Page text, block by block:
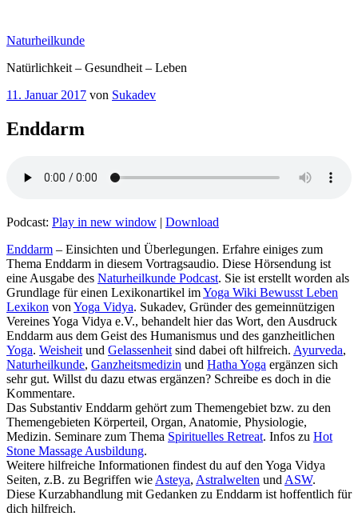
springen
Naturheilkunde
Natürlichkeit – Gesundheit – Leben
Veröffentlicht
11. Januar 2017 von Sukadev
Enddarm
Podcast: Play in new window | Download
– Einsichten und Überlegungen. Erfahre einiges zum
Thema Enddarm‏‎ in diesem Vortragsaudio. Diese Hörsendung ist
eine Ausgabe des Naturheilkunde Podcast. Sie ist erstellt worden als
Grundlage für einen Lexikonartikel imYoga Wiki Bewusst Leben
Lexikon von Yoga Vidya. Sukadev, Gründer des gemeinnützigen
Vereines Yoga Vidya e.V., behandelt hier das Wort, den Ausdruck
Enddarm‏‎ aus dem Geist des Humanismus und des ganzheitlichen
Yoga. Weisheit und Gelassenheit sind dabei oft hilfreich. Ayurveda,
Naturheilkunde, Ganzheitsmedizin und Hatha Yoga ergänzen sich
sehr gut. Willst du dazu etwas ergänzen? Schreibe es doch in die
Kommentare.
Das Substantiv Enddarm‏‎ gehört zum Themengebiet bzw. zu den
Themengebieten Körperteil, Organ, Anatomie, Physiologie,
Medizin. Seminare zum Thema Spirituelles Retreat. Infos zu Hot
Stone Massage Ausbildung.
Weitere hilfreiche Informationen findest du auf den Yoga Vidya
Seiten, z.B. zu Begriffen wie Asteya, Astralwelten und ASW.
Diese Kurzabhandlung mit Gedanken zu Enddarm‏‎ ist hoffentlich für
dich hilfreich.